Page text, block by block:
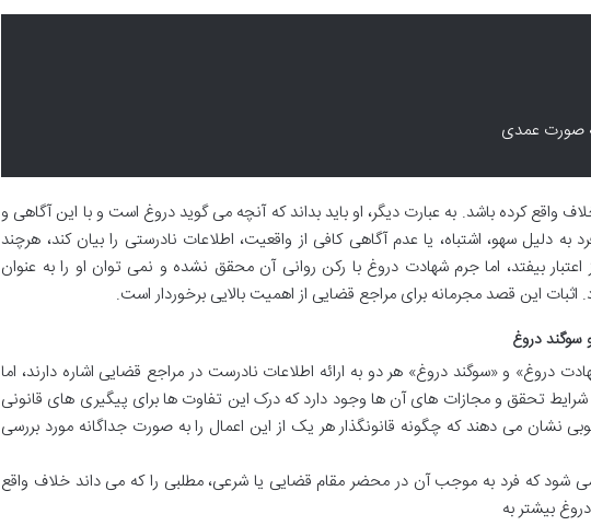
صورت عمدی
خلاف واقع کرده باشد. به عبارت دیگر، او باید بداند که آنچه می گوید دروغ است و با این آگاهی و
دلیل سهو، اشتباه، یا عدم آگاهی کافی از واقعیت، اطلاعات نادرستی را بیان کند، هرچند
بیفتد، اما جرم شهادت دروغ با رکن روانی آن محقق نشده و نمی توان او را به عنوان
این قصد مجرمانه برای مراجع قضایی از اهمیت بالایی برخوردار است.
دروغ
دروغ» و «سوگند دروغ» هر دو به ارائه اطلاعات نادرست در مراجع قضایی اشاره دارند، اما
تحقق و مجازات های آن ها وجود دارد که درک این تفاوت ها برای پیگیری های قانونی
نشان می دهند که چگونه قانونگذار هر یک از این اعمال را به صورت جداگانه مورد بررسی
شود که فرد به موجب آن در محضر مقام قضایی یا شرعی، مطلبی را که می داند خلاف واقع
بیشتر به